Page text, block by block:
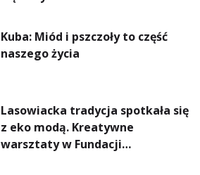
Kuba: Miód i pszczoły to część
naszego życia
Lasowiacka tradycja spotkała się
z eko modą. Kreatywne
warsztaty w Fundacji